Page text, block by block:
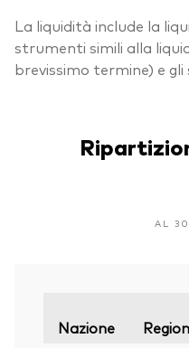
La liquidità include la
strumenti simili alla
brevissimo termine) e
AL
Nazione